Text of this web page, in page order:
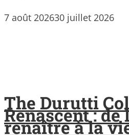
7 août 202630 juillet 2026
The Durutti
Renascent : de
renaître à la